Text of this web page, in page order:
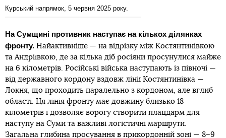
Курський напрямок, 5 червня 2025 року.
На Сумщині противник наступає на кількох ділянках
фронту. Найактивніше — на відрізку між Костянтинівкою
та Андріївкою, де за кілька діб росіяни просунулися майже
на 6 кілометрів. Російські війська наступають із півночі —
від державного кордону вздовж лінії Костянтинівка —
Локня, що проходить паралельно з кордоном, але вглиб
області. Ця лінія фронту має довжину близько 18
кілометрів і дозволяє ворогу створити плацдарм для
наступу на Суми та важливі логістичні маршрути.
Загальна глибина просування в прикордонній зоні — 8–9